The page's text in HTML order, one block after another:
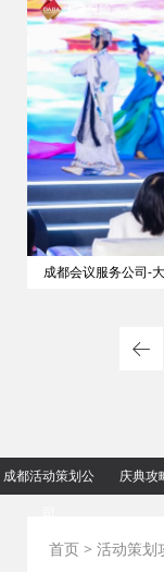
成都会议服务公司-
成都活动策划公
庆典攻
首页 > 活动策划